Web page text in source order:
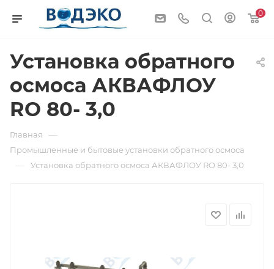
0
Установка обратного
осмоса АКВАФЛОУ
RO 80- 3,0
Главная —
Промышленные и бытовые установки обратного осмоса
— Установка обратного осмоса АКВАФЛОУ RO 80- 3,0